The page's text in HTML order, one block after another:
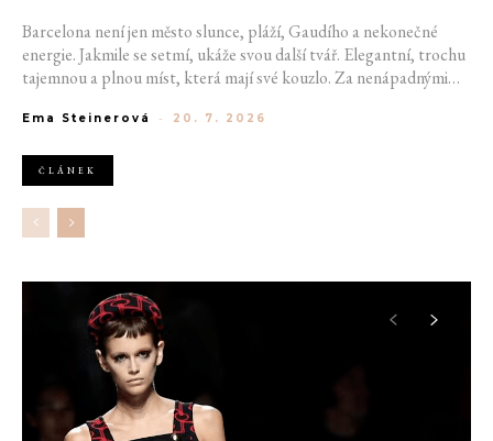
Barcelona není jen město slunce, pláží, Gaudího a nekonečné
energie. Jakmile se setmí, ukáže svou další tvář. Elegantní, trochu
tajemnou a plnou míst, která mají své kouzlo. Za nenápadnými
správná hudba. Pokud hledáte místo na rande, na které budete
mohou pomoct začít psát váš výjimečný příběh. Pokud jste si ještě
nevybrali, kam vyrazit se svou drahou polovičkou, nastává
nejvyšší čas vybrat ten pravý podnik.
Ema Steinerová - 20. 7. 2026
ČLÁNEK